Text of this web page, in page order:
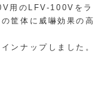
用のLFV-100Vをラ
筐体に威嚇効果の高
ンナップしました。